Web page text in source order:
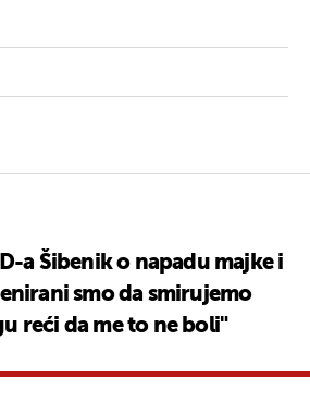
a Šibenik o napadu majke i
smo da smirujemo
reći da me to ne boli"